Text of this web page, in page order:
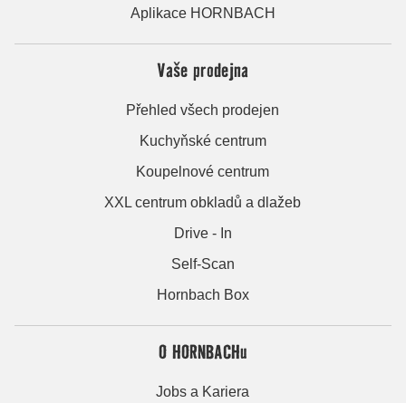
Aplikace HORNBACH
Vaše prodejna
Přehled všech prodejen
Kuchyňské centrum
Koupelnové centrum
XXL centrum obkladů a dlažeb
Drive - In
Self-Scan
Hornbach Box
O HORNBACHu
Jobs a Kariera